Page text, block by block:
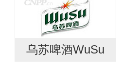
乌苏啤酒WuSu